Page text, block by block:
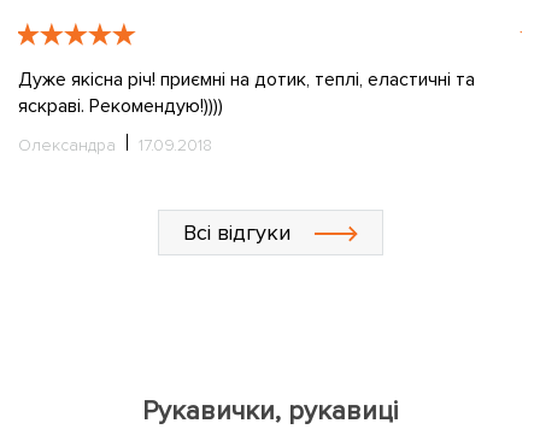
Дуже якісна річ! приємні на дотик, теплі, еластичні та
яскраві. Рекомендую!))))
Олександра 17.09.2018
Всі відгуки
Рукавички, рукавиці